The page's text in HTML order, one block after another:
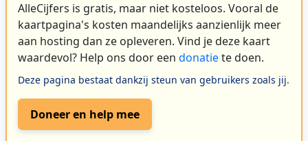
AlleCijfers is gratis, maar niet kosteloos. Vooral de
kaartpagina's kosten maandelijks aanzienlijk meer
aan hosting dan ze opleveren. Vind je deze kaart
waardevol? Help ons door een donatiete doen.
Deze pagina bestaat dankzij steun van gebruikers zoals jij.
Doneer en help mee